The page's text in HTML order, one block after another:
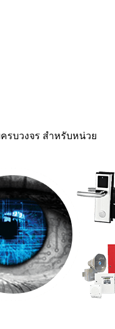
บวงจร สำหรับหน่วย